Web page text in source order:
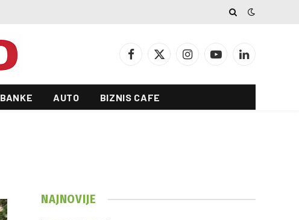
Facebook
X
InstagramYouTubeLinkedIn
BANKE AUTO BIZNIS CAFE
NAJNOVIJE